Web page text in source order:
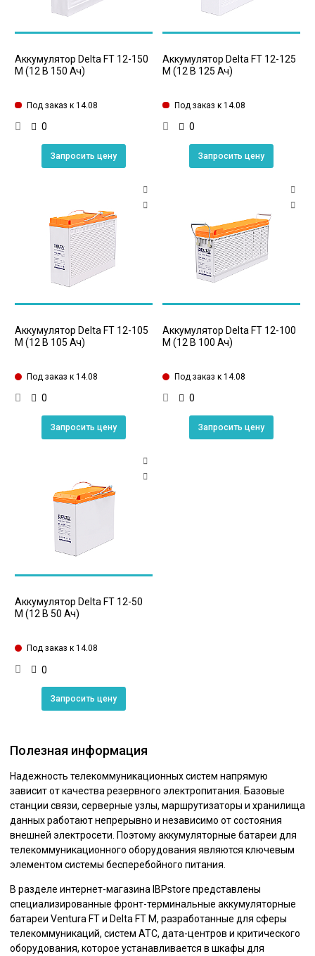
Аккумулятор Delta FT 12-150
M (12 В 150 Ач)
Под заказ к 14.08
0
Запросить цену
Аккумулятор Delta FT 12-125
M (12 В 125 Ач)
Под заказ к 14.08
0
Запросить цену
Аккумулятор Delta FT 12-105
M (12 В 105 Ач)
Под заказ к 14.08
0
Запросить цену
Аккумулятор Delta FT 12-100
M (12 В 100 Ач)
Под заказ к 14.08
0
Запросить цену
Аккумулятор Delta FT 12-50
M (12 В 50 Ач)
Под заказ к 14.08
0
Запросить цену
Полезная информация
Надежность телекоммуникационных систем напрямую
зависит от качества резервного электропитания. Базовые
станции связи, серверные узлы, маршрутизаторы и хранилища
данных работают непрерывно и независимо от состояния
внешней электросети. Поэтому аккумуляторные батареи для
телекоммуникационного оборудования являются ключевым
элементом системы бесперебойного питания.
В разделе интернет-магазина IBPstore представлены
специализированные фронт-терминальные аккумуляторные
батареи Ventura FT и Delta FT M, разработанные для сферы
телекоммуникаций, систем АТС, дата-центров и критического
оборудования, которое устанавливается в шкафы для